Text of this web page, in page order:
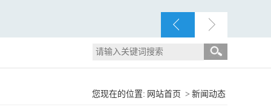
您现在的位置: 网站首页 > 新闻动态